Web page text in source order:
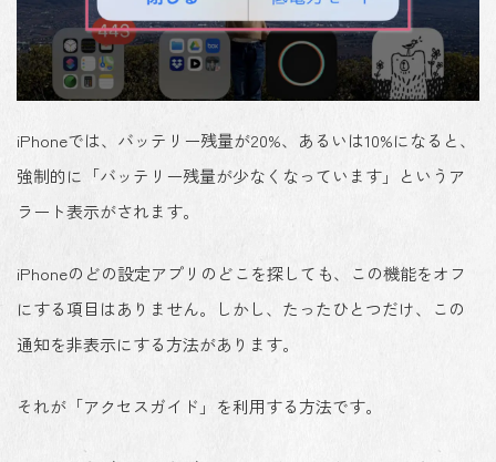
iPhoneでは、バッテリー残量が20%、あるいは10%になると、
強制的に「バッテリー残量が少なくなっています」というア
ラート表示がされます。
iPhoneのどの設定アプリのどこを探しても、この機能をオフ
にする項目はありません。しかし、 たったひとつだけ、この
通知を非表示にする方法があります。
それが 「アクセスガイド」を利用する方法です。